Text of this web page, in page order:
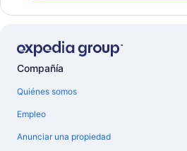
Compañía
Quiénes somos
Empleo
Anunciar una propiedad